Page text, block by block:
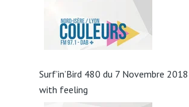
Surf’in’Bird 480 du 7 Novembre
with feeling